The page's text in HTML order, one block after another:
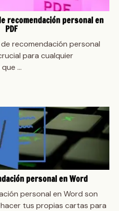
recomendación personal en
PDF
recomendación personal
para cualquier
...
personal en Word
personal en Word son
tus propias cartas para